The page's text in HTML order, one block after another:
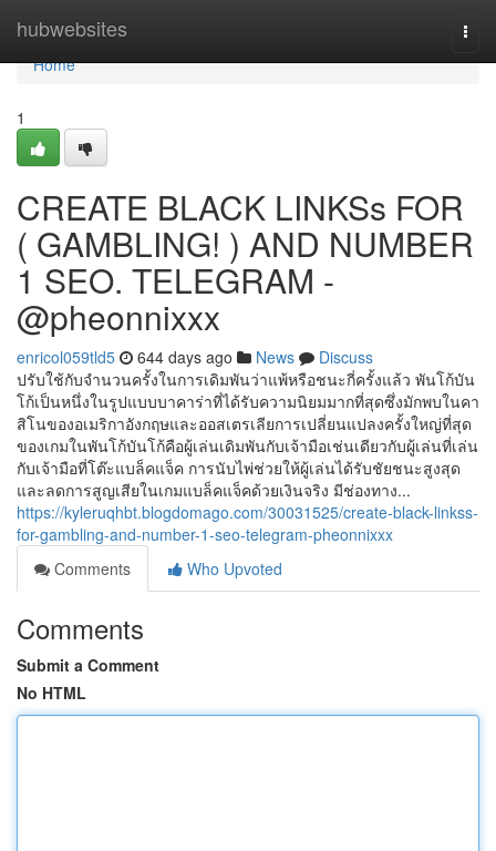
hubwebsites
Home
Home
1
CREATE BLACK LINKSs FOR
( GAMBLING! ) AND NUMBER
1 SEO. TELEGRAM -
@pheonnixxx
enricol059tld5 644 days ago News
Discuss
ปรับใช้กับจำนวนครั้งในการเดิมพันว่าแพ้หรือชนะกี่ครั้งแล้ว พันโก้บัน
โก้เป็นหนึ่งในรูปแบบบาคาร่าที่ได้รับความนิยมมากที่สุดซึ่งมักพบในคา
สิโนของอเมริกาอังกฤษและออสเตรเลียการเปลี่ยนแปลงครั้งใหญ่ที่สุด
ของเกมในพันโก้บันโก้คือผู้เล่นเดิมพันกับเจ้ามือเช่นเดียวกับผู้เล่นที่เล่น
กับเจ้ามือที่โต๊ะแบล็คแจ็ค การนับไพ่ช่วยให้ผู้เล่นได้รับชัยชนะสูงสุด
และลดการสูญเสียในเกมแบล็คแจ็คด้วยเงินจริง มีช่องทาง...
https://kyleruqhbt.blogdomago.com/30031525/create-black-linkss-
for-gambling-and-number-1-seo-telegram-pheonnixxx
Comments
Who Upvoted
Comments
Submit a Comment
No HTML